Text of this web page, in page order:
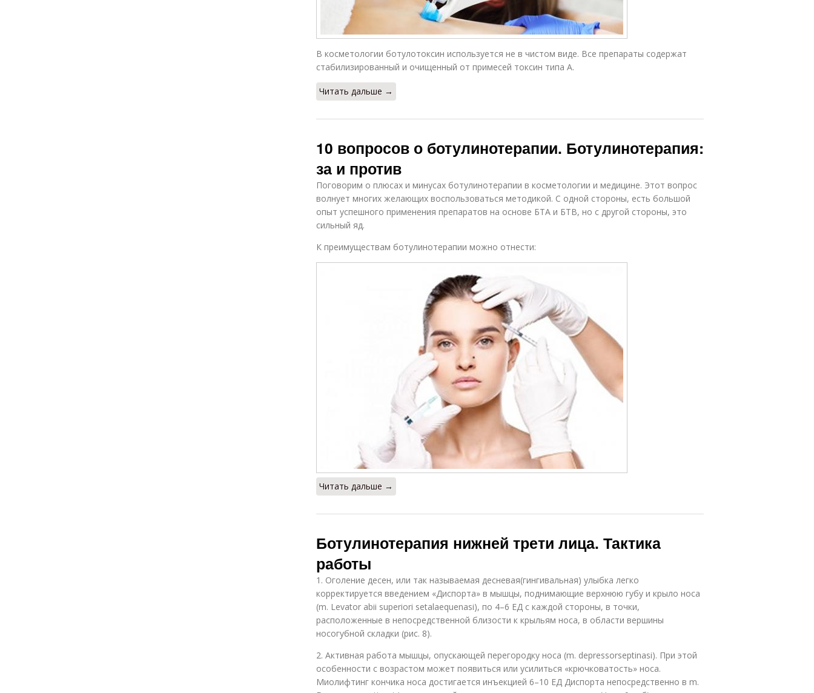
В косметологии ботулотоксин используется не в чистом виде. Все препараты содержат
стабилизированный и очищенный от примесей токсин типа А.
Читать дальше →
10 вопросов о ботулинотерапии. Ботулинотерапия:
за и против
Поговорим о плюсах и минусах ботулинотерапии в косметологии и медицине. Этот вопрос
волнует многих желающих воспользоваться методикой. С одной стороны, есть большой
опыт успешного применения препаратов на основе БТА и БТВ, но с другой стороны, это
сильный яд.
К преимуществам ботулинотерапии можно отнести:
Читать дальше →
Ботулинотерапия нижней трети лица. Тактика
работы
1. Оголение десен, или так называемая десневая(гингивальная) улыбка легко
корректируется введением «Диспорта» в мышцы, поднимающие верхнюю губу и крыло носа
(m. Levator abii superiori setalaequenasi), по 4–6 ЕД с каждой стороны, в точки,
расположенные в непосредственной близости к крыльям носа, в области вершины
носогубной складки (рис. 8).
2. Активная работа мышцы, опускающей перегородку носа (m. depressorseptinasi). При этой
особенности с возрастом может появиться или усилиться «крючковатость» носа.
Миолифтинг кончика носа достигается инъекцией 6–10 ЕД Диспорта непосредственно в m.